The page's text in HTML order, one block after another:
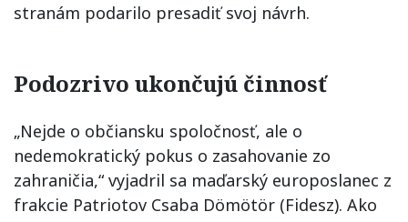
stranám podarilo presadiť svoj návrh.
Podozrivo ukončujú činnosť
„Nejde o občiansku spoločnosť, ale o
nedemokratický pokus o zasahovanie zo
zahraničia,“ vyjadril sa maďarský europoslanec z
frakcie Patriotov Csaba Dömötör (Fidesz). Ako